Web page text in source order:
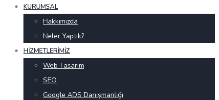
KURUMSAL
Hakkımızda
Neler Yaptık?
HIZMETLERIMIZ
Web Tasarım
SEO
Google ADS Danışmanlığı